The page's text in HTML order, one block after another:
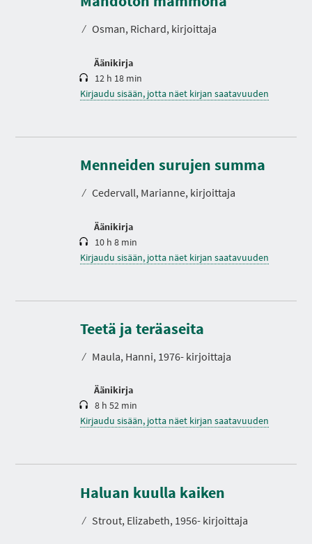
⁄ Osman, Richard, kirjoittaja
Äänikirja
t
12 h 18 min
Kirjaudu sisään, jotta näet kirjan saatavuuden
Menneiden surujen summa
⁄ Cedervall, Marianne, kirjoittaja
Äänikirja
K
s
t
10 h 8 min
Kirjaudu sisään, jotta näet kirjan saatavuuden
Teetä ja teräaseita
⁄ Maula, Hanni, 1976- kirjoittaja
Äänikirja
K
s
t
8 h 52 min
Kirjaudu sisään, jotta näet kirjan saatavuuden
Haluan kuulla kaiken
⁄ Strout, Elizabeth, 1956- kirjoittaja